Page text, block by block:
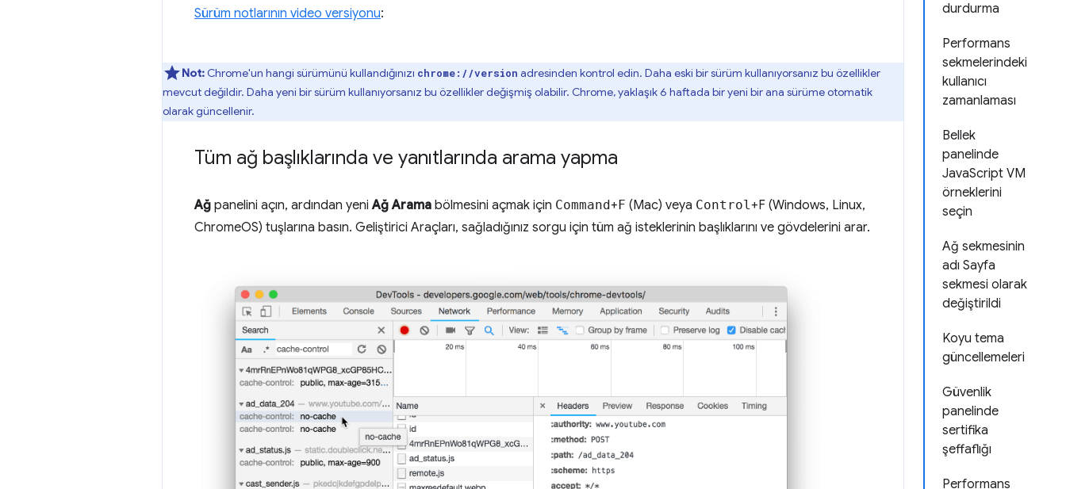
durdurma
Performans
sekmelerindeki
kullanıcı
zamanlaması
Bellek
panelinde
JavaScript VM
örneklerini
seçin
Ağ sekmesinin
adı Sayfa
sekmesi olarak
değiştirildi
Koyu tema
güncellemeleri
Güvenlik
panelinde
sertifika
şeffaflığı
Performans
Sürüm notlarının video versiyonu:
Not: Chrome'un hangi sürümünü kullandığınızı chrome://version adresinden kontrol edin. Daha eski bir sürüm kullanıyorsanız bu özellikler
mevcut değildir. Daha yeni bir sürüm kullanıyorsanız bu özellikler değişmiş olabilir. Chrome, yaklaşık 6 haftada bir yeni bir ana sürüme otomatik
olarak güncellenir.
Tüm ağ başlıklarında ve yanıtlarında arama yapma
Ağ panelini açın, ardından yeniAğ Arama bölmesini açmak için Command+F (Mac) veya Control+F (Windows, Linux,
ChromeOS) tuşlarına basın. Geliştirici Araçları, sağladığınız sorgu için tüm ağ isteklerinin başlıklarını ve gövdelerini arar.